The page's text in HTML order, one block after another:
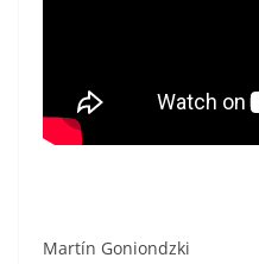
Martín Goniondzki